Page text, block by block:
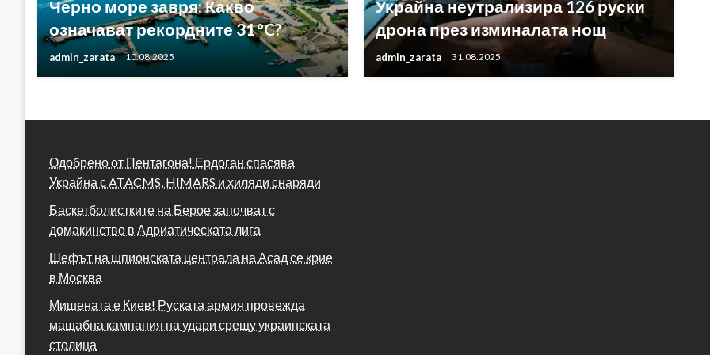
Черно море завря: Какво
означават рекордните 31 °C?
admin_zarata 10.08.2025
Украйна неутрализира 126 руски
дрона през изминалата нощ
admin_zarata 31.08.2025
Одобрено от Пентагона! Ердоган спасява
Украйна с ATACMS, HIMARS и хиляди снаряди
Баскетболистките на Берое започват с
домакинство в Адриатическата лига
Шефът на шпионската централа на Асад се крие
в Москва
Мишената е Киев! Руската армия провежда
мащабна кампания на удари срещу украинската
столица